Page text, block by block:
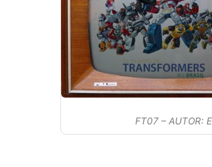
FT07 – AUTOR: